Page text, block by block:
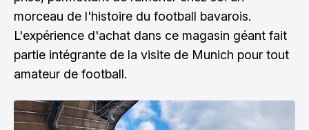
morceau de l'histoire du football bavarois.
L'expérience d'achat dans ce magasin géant fait
partie intégrante de la visite de Munich pour tout
amateur de football.